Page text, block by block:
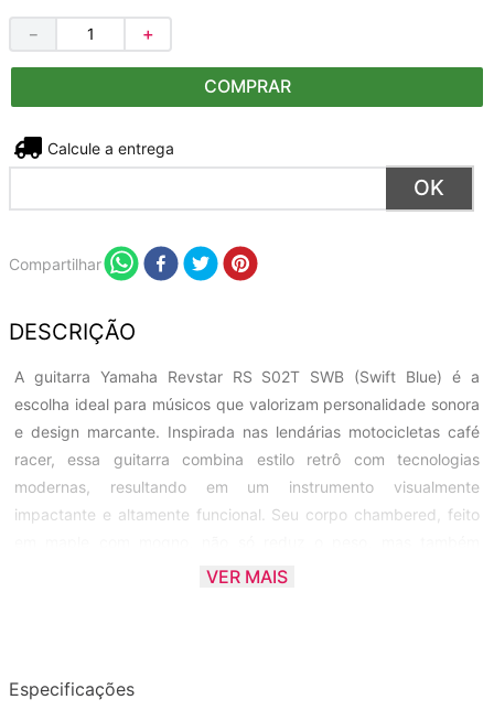
＋
－
COMPRAR
Não sei meu CEP
Compartilhar
DESCRIÇÃO
A guitarra Yamaha Revstar RS S02T SWB (Swift Blue) é a
escolha ideal para músicos que valorizam personalidade sonora
e design marcante. Inspirada nas lendárias motocicletas café
racer, essa guitarra combina estilo retrô com tecnologias
modernas, resultando em um instrumento visualmente
impactante e altamente funcional. Seu corpo chambered, feito
melhora a ressonância e a resposta acústica, proporcionando
VER MAIS
Especificações